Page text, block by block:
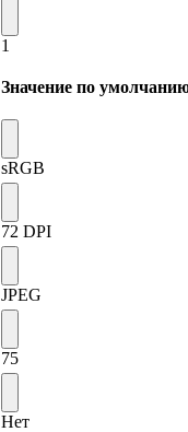
1
Значение по
sRGB
72 DPI
JPEG
75
Нет